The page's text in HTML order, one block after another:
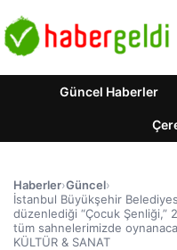
Güncel Haberler
Haberler›Güncel›
İstanbul Büyükşehir Belediyesi
düzenlediği “Çocuk Şenliği,”
tüm sahnelerimizde
KÜLTÜR & SANAT